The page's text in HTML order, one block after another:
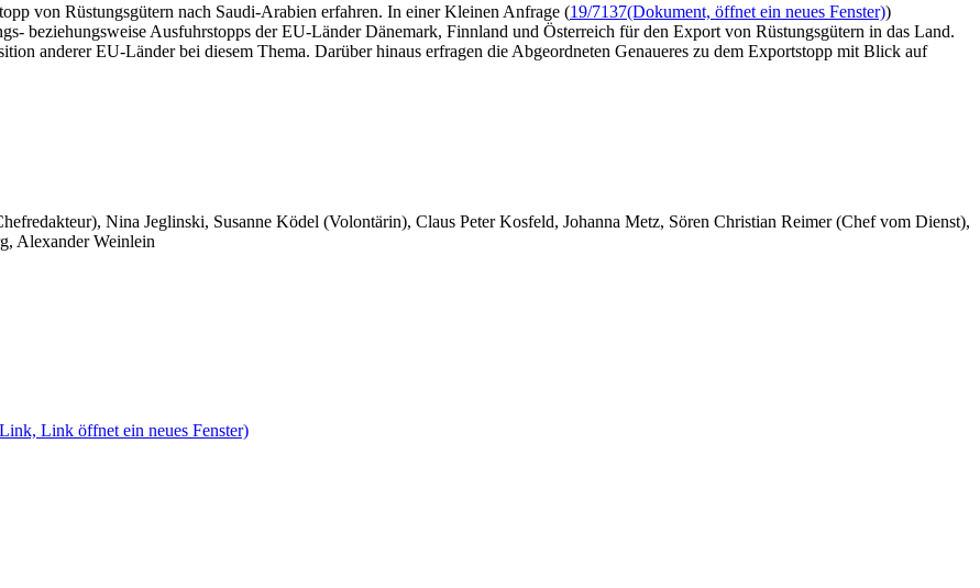
von Rüstungsgütern nach Saudi-Arabien erfahren. In einer Kleinen Anfrage (19/7137(Dokument, öffnet ein neues Fenster))
beziehungsweise Ausfuhrstopps der EU-Länder Dänemark, Finnland und Österreich für den Export von Rüstungsgütern in das Land.
anderer EU-Länder bei diesem Thema. Darüber hinaus erfragen die Abgeordneten Genaueres zu dem Exportstopp mit Blick auf
Nina Jeglinski, Susanne Ködel (Volontärin), Claus Peter Kosfeld, Johanna Metz, Sören Christian Reimer (Chef vom Dienst),
Alexander Weinlein
Link öffnet ein neues Fenster)